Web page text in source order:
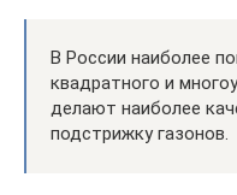
В России наиболее
квадратного и
делают наиболее
подстрижку газонов.